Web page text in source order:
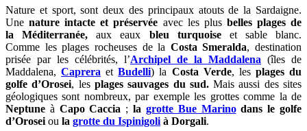
Nature et sport, sont deux des principaux atouts de la Sardaigne.
Unenature intacte et préservée avec les plus belles plages de
laMéditerranée, aux eaux bleu turquoiseet sable blanc.
Comme les plages rocheuses de la Costa Smeralda, destination
prisée par les célébrités, l’Archipel de la Maddalena (îles de
Maddalena,Caprera etBudelli) la Costa Verde, les plages du
golfe d’Orosei, lesplages sauvages du sud.Mais aussi des sites
géologiques sont nombreux, par exemple les grottes comme la de
Neptune à Capo Caccia ;la grotte Bue Marinodans le golfe
d’Orosei ou la grotte du Ispinigoli à Dorgali.